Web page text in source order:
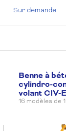
Sur demande
Sur demande
Sur demande
Sur demande
Benne à
cylindro-
volant CIV-
16 modèles de